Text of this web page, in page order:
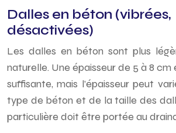
Dalles en béton (vibrées,
désactivées)
Les dalles en béton sont plus
naturelle. Une épaisseur de 5 à 8
suffisante, mais l’épaisseur peut
type de béton et de la taille des
particulière doit être portée au